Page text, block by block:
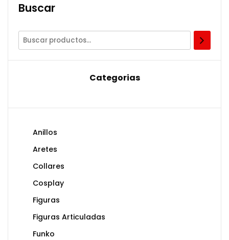
Buscar
Categorias
Anillos
Aretes
Collares
Cosplay
Figuras
Figuras Articuladas
Funko